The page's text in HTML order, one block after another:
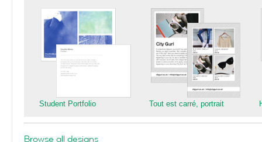
Student Portfolio Tout est carré, portrait
Browse all designs